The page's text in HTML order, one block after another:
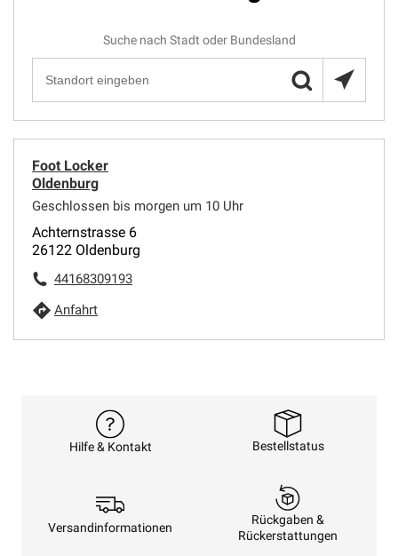
Suche nach Stadt oder Bundesland
Foot Locker
Oldenburg
Geschlossen bis morgen um 10 Uhr
Achternstrasse 6
26122 Oldenburg
44168309193
Anfahrt
Hilfe & Kontakt Bestellstatus
Versandinformationen
Rückgaben &
Rückerstattungen